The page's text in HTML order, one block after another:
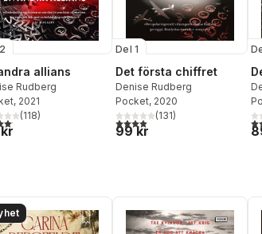
allians
Rudberg
, 2021
5 stjärnor. Totalt antal röster:
(118)
Del 1
Det första chiffret
Denise Rudberg
Pocket, 2020
4,0utav 5 stjärnor. Totalt antal
(131)
99 kr